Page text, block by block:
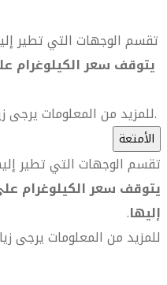
تقسم الوجهات التي تطير إليها فلاي
يتوقف سعر الكيلوغرام
للمزيد من المعلومات يرجى.
الأمتعة
تقسم الوجهات التي تطير إليها فلاي
يتوقف سعر الكيلوغرام
إليها.
للمزيد من المعلومات يرجى